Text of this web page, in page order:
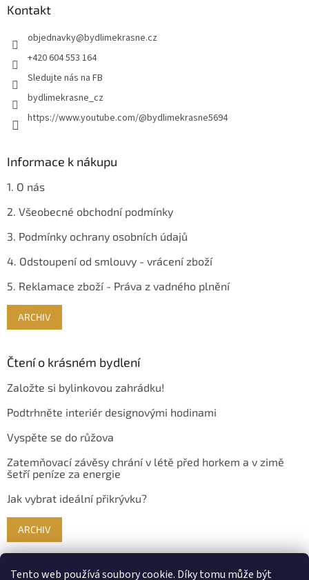
Tento web používá soubory cookie. Díky tomu může být
p
ý
Kontakt
objednavky@bydlimekrasne.cz
+420 604 553 164
Sledujte nás na FB
bydlimekrasne_cz
https://www.youtube.com/@bydlimekrasne5694
Informace k nákupu
1. O nás
2. Všeobecné obchodní podmínky
3. Podmínky ochrany osobních údajů
4. Odstoupení od smlouvy - vrácení zboží
5. Reklamace zboží - Práva z vadného plnění
ARCHIV
Čtení o krásném bydlení
Založte si bylinkovou zahrádku!
Podtrhněte interiér designovými hodinami
Vyspěte se do růžova
Zatemňovací závěsy chrání v létě před horkem a v zimě
šetří peníze za energie
Jak vybrat ideální přikrývku?
ARCHIV